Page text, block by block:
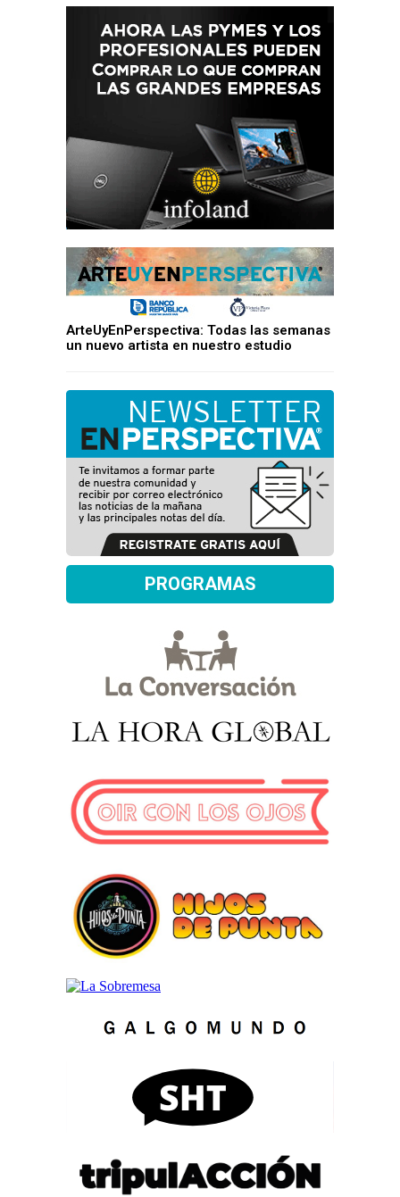
ArteUyEnPerspectiva: Todas las semanas
un nuevo artista en nuestro estudio
PROGRAMAS